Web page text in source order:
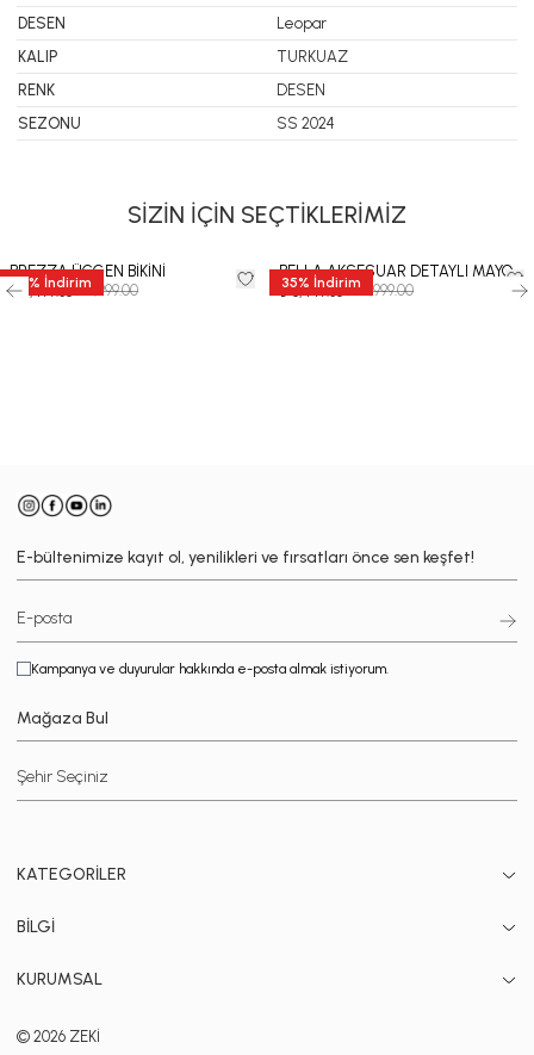
DESEN
Leopar
KALIP
TURKUAZ
RENK
DESEN
SEZONU
SS 2024
SİZİN İÇİN SEÇTİKLERİMİZ
35 % İndirim
BREZZA ÜÇGEN BİKİNİ
₺ 6,499.35 ₺ 9,999.00 35% İndirim
BELLA AKSESUAR DETAYLI MAYO
₺ 8,449.35 ₺ 12,999.00
E-bültenimize kayıt ol, yenilikleri ve fırsatları önce sen keşfet!
Kampanya ve duyurular hakkında e-posta almak istiyorum.
Mağaza Bul
KATEGORİLER
BİLGİ
KURUMSAL
© 2026 ZEKİ